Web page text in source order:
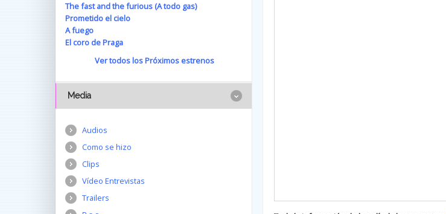
The fast and the furious (A todo gas)
Prometido el cielo
A fuego
El coro de Praga
Ver todos los Próximos estrenos
Media
Audios
Como se hizo
Clips
Vídeo Entrevistas
Trailers